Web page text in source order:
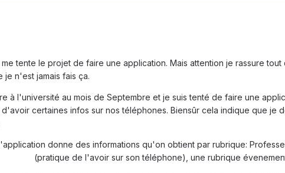
tente le projet de faire une application. Mais attention je rassure
je n'est jamais fais ça.
à l'université au mois de Septembre et je suis tenté de faire une
certaines infos sur nos téléphones. Biensûr cela indique que
donne des informations qu'on obtient par rubrique:
(pratique de l'avoir sur son téléphone), une rubrique